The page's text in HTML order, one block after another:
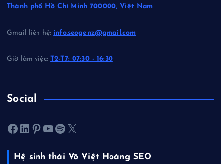
Thành phố Hồ Chí Minh 700000, Việt Nam
Gmail liên hệ: info.seogenz@gmail.com
Giờ làm việc:T2-T7: 07:30 - 16:30
Social
Facebook LinkedIn Pinterest Youtube Spotify X
Hệ sinh thái Võ Việt Hoàng SEO